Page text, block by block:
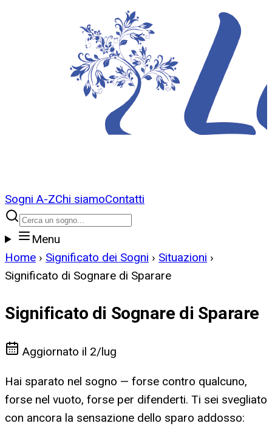
Sogni A-ZChi siamoContatti
Menu
Home › Significato dei Sogni › Situazioni ›
Significato di Sognare di Sparare
Significato di Sognare di Sparare
Aggiornato il 2/lug
Hai sparato nel sogno — forse contro qualcuno,
forse nel vuoto, forse per difenderti. Ti sei svegliato
con ancora la sensazione dello sparo addosso: